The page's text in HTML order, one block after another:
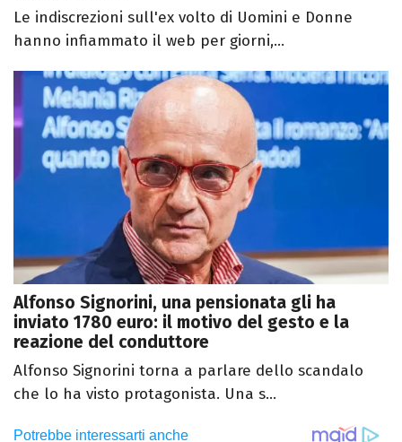
Le indiscrezioni sull'ex volto di Uomini e Donne
hanno infiammato il web per giorni,...
Alfonso Signorini, una pensionata gli ha
inviato 1780 euro: il motivo del gesto e la
reazione del conduttore
Alfonso Signorini torna a parlare dello scandalo
che lo ha visto protagonista. Una s...